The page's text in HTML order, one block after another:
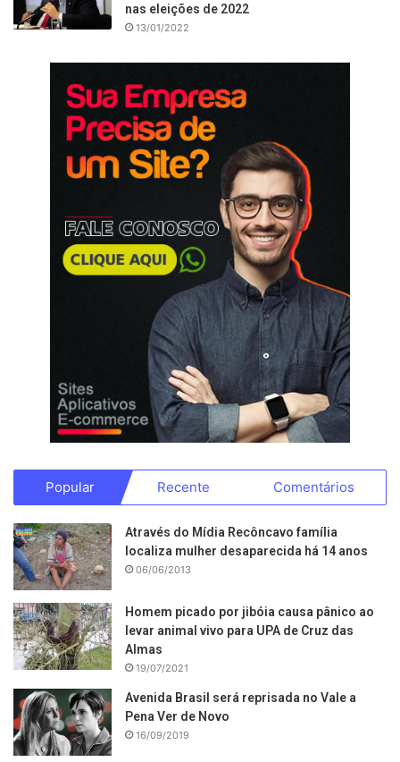
nas eleições de 2022
13/01/2022
Popular Recente Comentários
Através do Mídia Recôncavo família
localiza mulher desaparecida há 14 anos
06/06/2013
Homem picado por jibóia causa pânico ao
levar animal vivo para UPA de Cruz das
Almas
19/07/2021
Avenida Brasil será reprisada no Vale a
Pena Ver de Novo
16/09/2019